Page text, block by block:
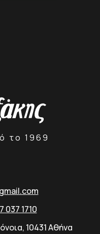
το 1969
037 1710
10431 Αθήνα